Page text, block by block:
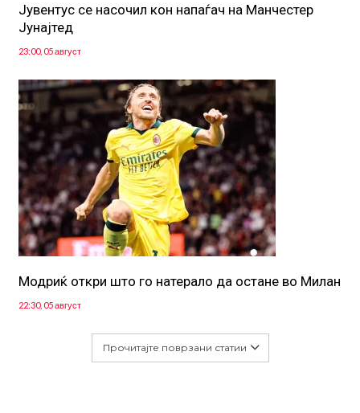
Јувентус се насочил кон напаѓач на Манчестер
Јунајтед
23:00, 05 август
Модриќ откри што го натерало да остане во Милан
22:30, 05 август
Прочитајте поврзани статии